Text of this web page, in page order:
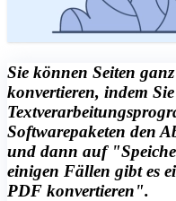
Sie können Seiten
konvertieren, indem
Softwarepaketen den
und dann auf
einigen Fällen gibt es
PDF konvertieren".